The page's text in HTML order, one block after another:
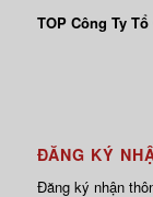
TOP Công Ty
ĐĂNG KÝ
Đăng ký nhận